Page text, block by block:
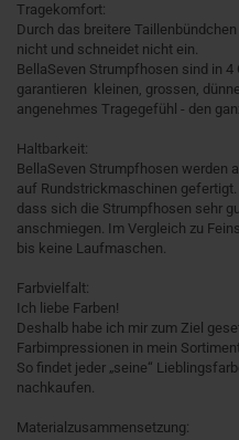
Tragekomfort:
Durch das breitere
nicht und schneidet nicht ein.
BellaSeven Strumpfhosen sind in
garantieren kleinen, grossen,
angenehmes Tragegefühl - den
Haltbarkeit:
BellaSeven Strumpfhosen werden
auf Rundstrickmaschinen
dass sich die Strumpfhosen sehr
anschmiegen. Im Vergleich zu
bis keine Laufmaschen.
Farbvielfalt:
Ich liebe Farben!
Deshalb habe ich mir zum Ziel
Farbimpressionen in mein
So findet jeder „seine“
nachkaufen.
Materialzusammensetzung: